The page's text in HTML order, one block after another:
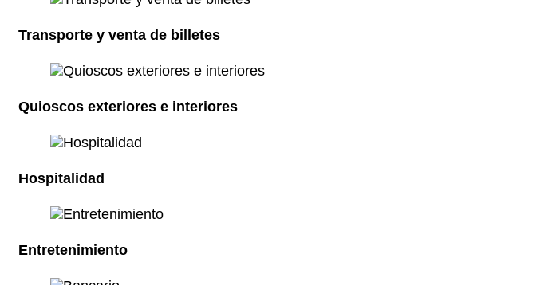
Transporte y venta de billetes
Quioscos exteriores e interiores
Hospitalidad
Entretenimiento